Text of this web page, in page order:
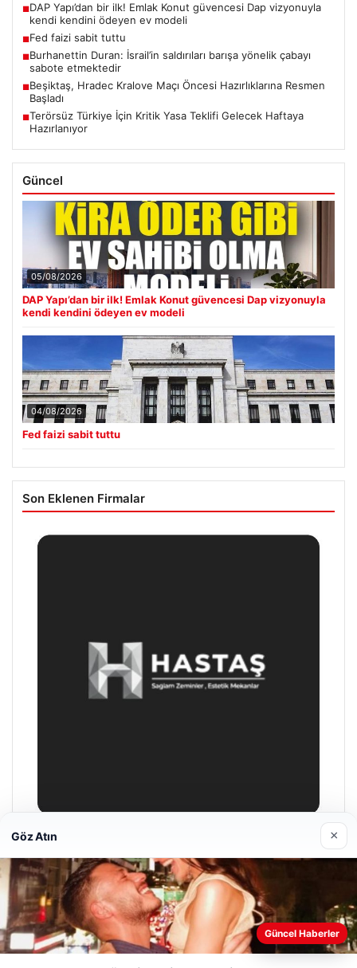
■DAP Yapı’dan bir ilk! Emlak Konut güvencesi Dap vizyonuyla
kendi kendini ödeyen ev modeli
■Fed faizi sabit tuttu
■Burhanettin Duran: İsrail’in saldırıları barışa yönelik çabayı
sabote etmektedir
■Beşiktaş, Hradec Kralove Maçı Öncesi Hazırlıklarına Resmen
Başladı
■Terörsüz Türkiye İçin Kritik Yasa Teklifi Gelecek Haftaya
Hazırlanıyor
Güncel
05/08/2026
DAP Yapı’dan bir ilk! Emlak Konut güvencesi Dap vizyonuyla
kendi kendini ödeyen ev modeli
04/08/2026
Fed faizi sabit tuttu
Son Eklenen Firmalar
28/04/2026
Web sitemizi nasıl kullandığınızı daha iyi anlayabilmek,
deneyiminizi kişiselleştirmek ve geliştirmek amacıyla çerezler
Göz Atın ×
Güncel Haberler